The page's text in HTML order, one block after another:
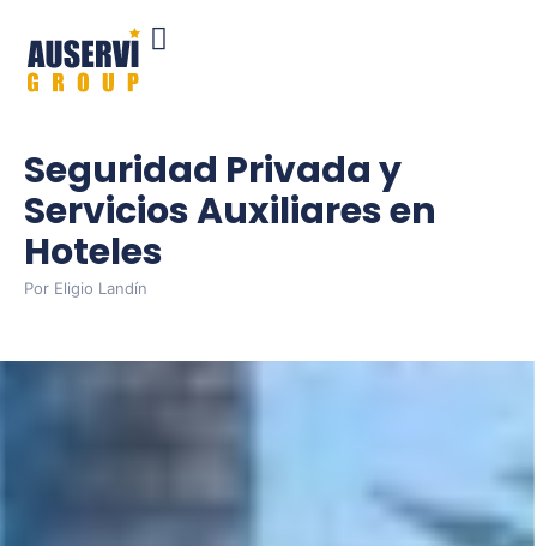
Seguridad Privada y
Servicios Auxiliares en
Hoteles
Por Eligio Landín